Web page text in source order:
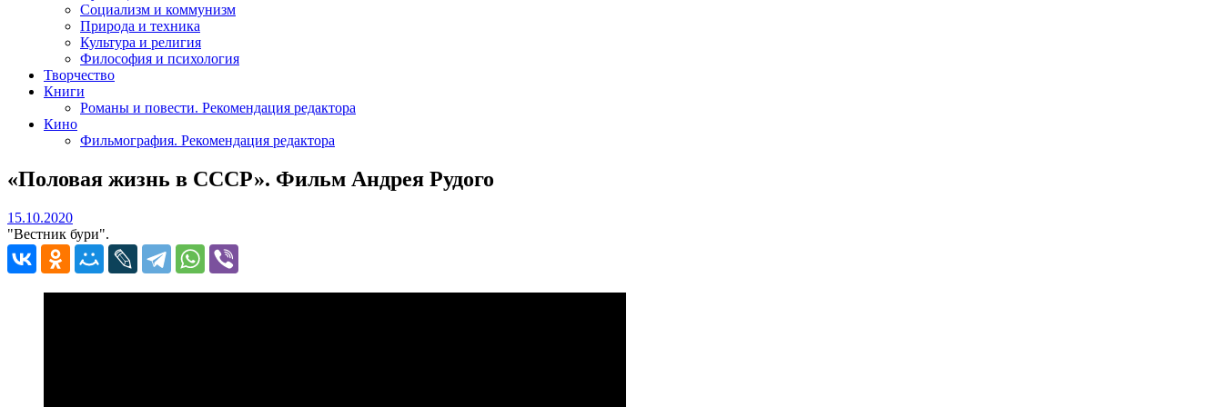
Социализм и коммунизм
Природа и техника
Культура и религия
Философия и психология
Творчество
Книги
Романы и повести. Рекомендация редактора
Кино
Фильмография. Рекомендация редактора
«Половая жизнь в СССР». Фильм Андрея Рудого
15.10.202015.10.2020
"Вестник бури".